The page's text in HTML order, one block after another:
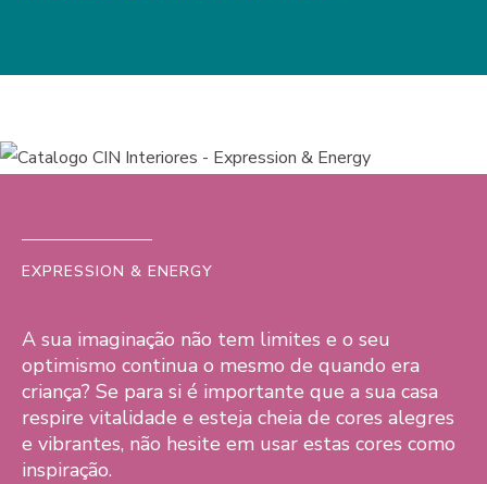
EXPRESSION & ENERGY
A sua imaginação não tem limites e o seu
optimismo continua o mesmo de quando era
criança? Se para si é importante que a sua casa
respire vitalidade e esteja cheia de cores alegres
e vibrantes, não hesite em usar estas cores como
inspiração.